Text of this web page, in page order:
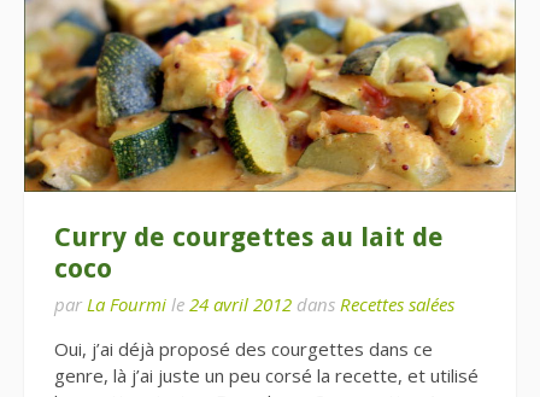
Curry de courgettes au lait de
coco
par La Fourmi le 24 avril 2012 dans Recettes salées
Oui, j’ai déjà proposé des courgettes dans ce
genre, là j’ai juste un peu corsé la recette, et utilisé